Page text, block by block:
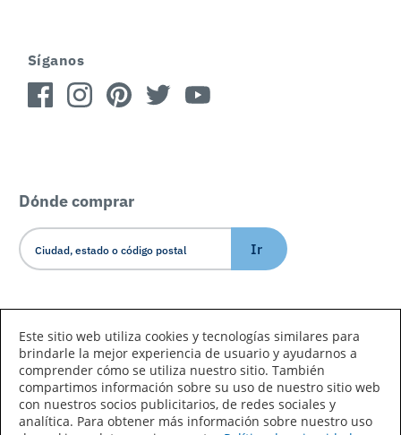
Síganos
Dónde comprar
Ir
Este sitio web utiliza cookies y tecnologías similares para
brindarle la mejor experiencia de usuario y ayudarnos a
comprender cómo se utiliza nuestro sitio. También
compartimos información sobre su uso de nuestro sitio web
con nuestros socios publicitarios, de redes sociales y
analítica. Para obtener más información sobre nuestro uso